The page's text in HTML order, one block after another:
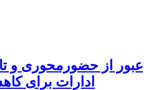
عبور از حضورمحوری و
ادارات برای